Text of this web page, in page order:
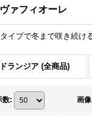
ァフィオーレ
イプで冬まで咲き続け
ランジア (全商品)
数: 画像